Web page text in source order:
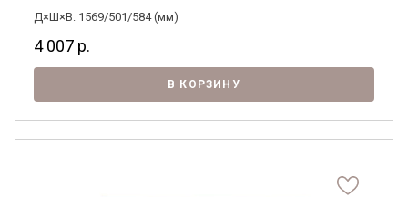
Д×Ш×В: 1569/501/584 (мм)
4 007 р.
В КОРЗИНУ